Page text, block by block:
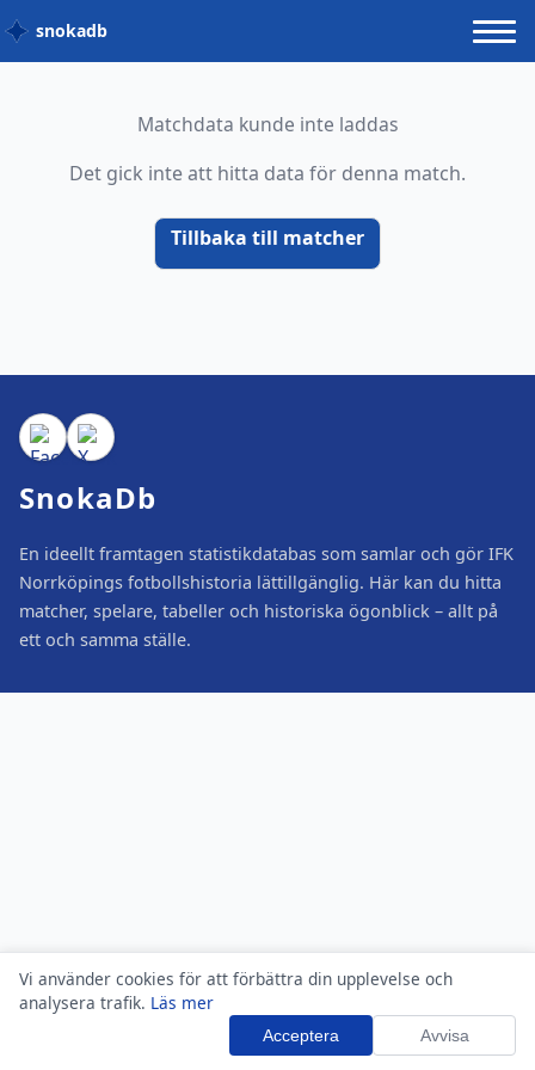
Vi använder cookies för att förbättra din upplevelse och
analysera trafik. Läs mer
Acceptera Avvisa
snokadb
Matchdata kunde inte laddas
Det gick inte att hitta data för denna match.
Tillbaka till matcher
SnokaDb
En ideellt framtagen statistikdatabas som samlar och gör IFK
Norrköpings fotbollshistoria lättillgänglig. Här kan du hitta
matcher, spelare, tabeller och historiska ögonblick – allt på
ett och samma ställe.